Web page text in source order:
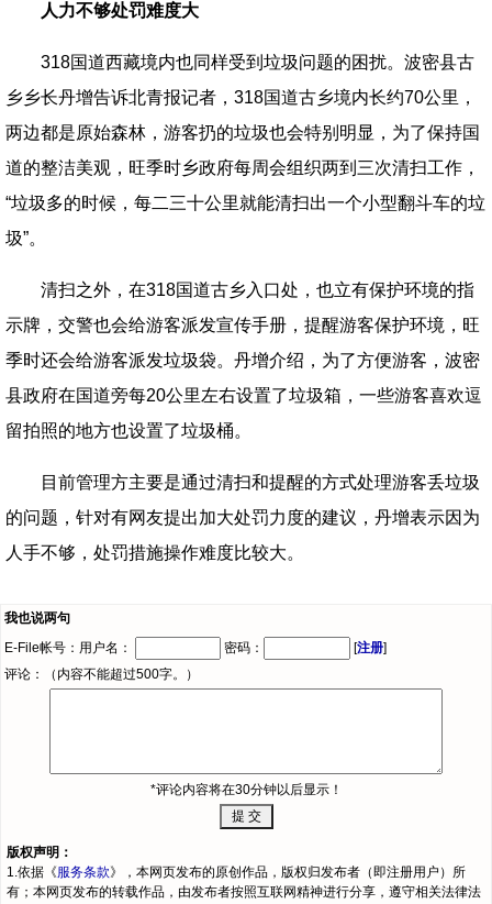
人力不够处罚难度大
318国道西藏境内也同样受到垃圾问题的困扰。波密县古
乡乡长丹增告诉北青报记者，318国道古乡境内长约70公里，
两边都是原始森林，游客扔的垃圾也会特别明显，为了保持国
道的整洁美观，旺季时乡政府每周会组织两到三次清扫工作，
“垃圾多的时候，每二三十公里就能清扫出一个小型翻斗车的垃
圾”。
清扫之外，在318国道古乡入口处，也立有保护环境的指
示牌，交警也会给游客派发宣传手册，提醒游客保护环境，旺
季时还会给游客派发垃圾袋。丹增介绍，为了方便游客，波密
县政府在国道旁每20公里左右设置了垃圾箱，一些游客喜欢逗
留拍照的地方也设置了垃圾桶。
目前管理方主要是通过清扫和提醒的方式处理游客丢垃圾
的问题，针对有网友提出加大处罚力度的建议，丹增表示因为
人手不够，处罚措施操作难度比较大。
我也说两句
E-File帐号：用户名：
密码： [注册]
评论：（内容不能超过500字。）
*评论内容将在30分钟以后显示！
版权声明：
1.依据《服务条款》，本网页发布的原创作品，版权归发布者（即注册用户）所
有；本网页发布的转载作品，由发布者按照互联网精神进行分享，遵守相关法律法